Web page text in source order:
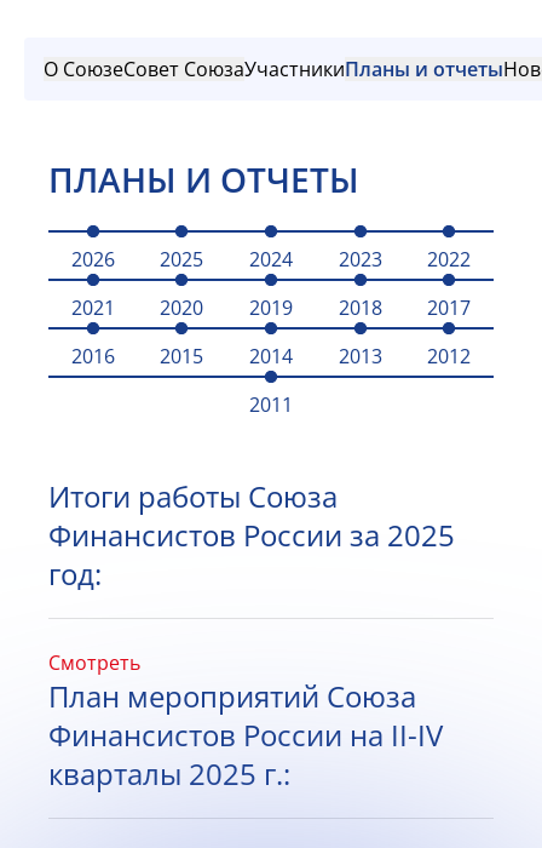
О СоюзеСовет СоюзаУчастникиПланы и отчеты
ПЛАНЫ И ОТЧЕТЫ
2026 2025 2024 2023
2022
2021
2020 2019 2018
2017
2016
2015 2014 2013
2012
2011
Итоги работы Союза
Финансистов России за 2025
год:
Смотреть
План мероприятий Союза
Финансистов России на II-IV
кварталы 2025 г.: